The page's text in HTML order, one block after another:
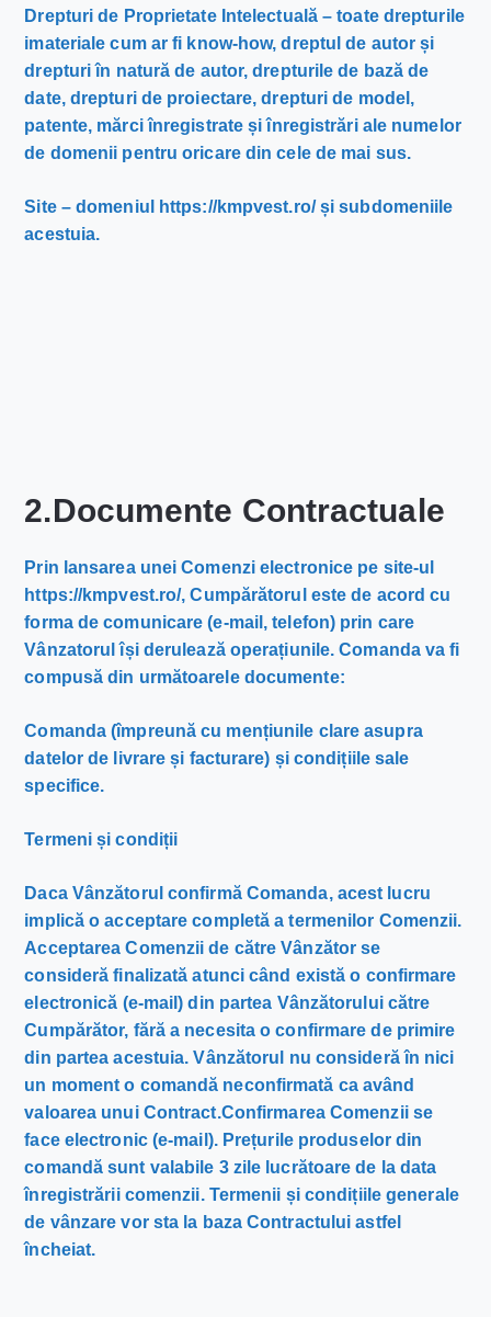
Drepturi de Proprietate Intelectuală – toate drepturile
imateriale cum ar fi know-how, dreptul de autor și
drepturi în natură de autor, drepturile de bază de
date, drepturi de proiectare, drepturi de model,
patente, mărci înregistrate și înregistrări ale numelor
de domenii pentru oricare din cele de mai sus.
Site – domeniul https://kmpvest.ro/ și subdomeniile
acestuia.
2.Documente Contractuale
Prin lansarea unei Comenzi electronice pe site-ul
https://kmpvest.ro/, Cumpărătorul este de acord cu
forma de comunicare (e-mail, telefon) prin care
Vânzatorul își derulează operațiunile. Comanda va fi
compusă din următoarele documente:
Comanda (împreună cu mențiunile clare asupra
datelor de livrare și facturare) și condițiile sale
specifice.
Termeni și condiții
Daca Vânzătorul confirmă Comanda, acest lucru
implică o acceptare completă a termenilor Comenzii.
Acceptarea Comenzii de către Vânzător se
consideră finalizată atunci când există o confirmare
electronică (e-mail) din partea Vânzătorului către
Cumpărător, fără a necesita o confirmare de primire
din partea acestuia. Vânzătorul nu consideră în nici
un moment o comandă neconfirmată ca având
valoarea unui Contract.Confirmarea Comenzii se
face electronic (e-mail). Prețurile produselor din
comandă sunt valabile 3 zile lucrătoare de la data
înregistrării comenzii. Termenii și condițiile generale
de vânzare vor sta la baza Contractului astfel
încheiat.